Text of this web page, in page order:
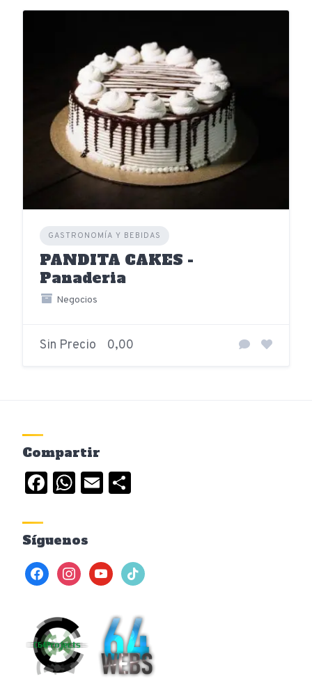
GASTRONOMÍA Y BEBIDAS
PANDITA CAKES -
Panaderia
Negocios
Sin Precio 0,00
Compartir
Facebook
WhatsApp
Email
Síguenos
facebookinstagramyoutubetiktok